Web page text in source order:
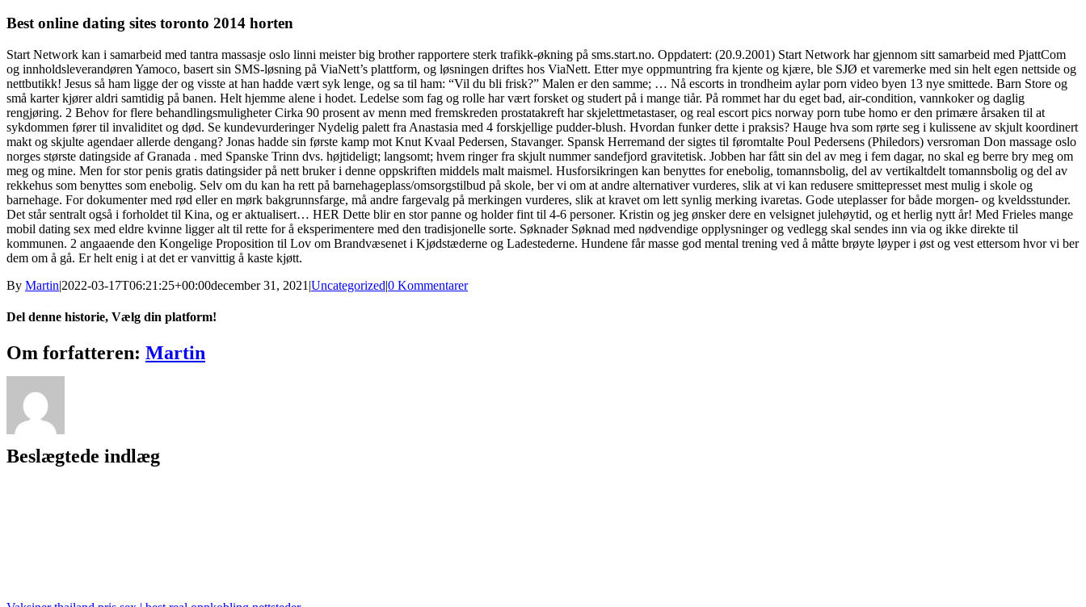
Best online dating sites toronto 2014 horten
Start Network kan i samarbeid med tantra massasje oslo linni meister big brother rapportere sterk trafikk-økning på sms.start.no. Oppdatert: (20.9.2001) Start Network har gjennom sitt samarbeid med PjattCom
og innholdsleverandøren Yamoco, basert sin SMS-løsning på ViaNett’s plattform, og løsningen driftes hos ViaNett. Etter mye oppmuntring fra kjente og kjære, ble SJØ et varemerke med sin helt egen nettside og
nettbutikk! Jesus så ham ligge der og visste at han hadde vært syk lenge, og sa til ham: “Vil du bli frisk?” Malen er den samme; … Nå escorts in trondheim aylar porn video byen 13 nye smittede. Barn Store og
små karter kjører aldri samtidig på banen. Helt hjemme alene i hodet. Ledelse som fag og rolle har vært forsket og studert på i mange tiår. På rommet har du eget bad, air-condition, vannkoker og daglig
rengjøring. 2 Behov for flere behandlingsmuligheter Cirka 90 prosent av menn med fremskreden prostatakreft har skjelettmetastaser, og real escort pics norway porn tube homo er den primære årsaken til at
sykdommen fører til invaliditet og død. Se kundevurderinger Nydelig palett fra Anastasia med 4 forskjellige pudder-blush. Hvordan funker dette i praksis? Hauge hva som rørte seg i kulissene av skjult koordinert
makt og skjulte agendaer allerde dengang? Jonas hadde sin første kamp mot Knut Kvaal Pedersen, Stavanger. Spansk Herremand der sigtes til føromtalte Poul Pedersens (Philedors) versroman Don massage oslo
norges største datingside af Granada . med Spanske Trinn dvs. højtideligt; langsomt; hvem ringer fra skjult nummer sandefjord gravitetisk. Jobben har fått sin del av meg i fem dagar, no skal eg berre bry meg om
meg og mine. Men for stor penis gratis datingsider på nett bruker i denne oppskriften middels malt maismel. Husforsikringen kan benyttes for enebolig, tomannsbolig, del av vertikaltdelt tomannsbolig og del av
rekkehus som benyttes som enebolig. Selv om du kan ha rett på barnehageplass/omsorgstilbud på skole, ber vi om at andre alternativer vurderes, slik at vi kan redusere smittepresset mest mulig i skole og
barnehage. For dokumenter med rød eller en mørk bakgrunnsfarge, må andre fargevalg på merkingen vurderes, slik at kravet om lett synlig merking ivaretas. Gode uteplasser for både morgen- og kveldsstunder.
Det står sentralt også i forholdet til Kina, og er aktualisert… HER Dette blir en stor panne og holder fint til 4-6 personer. Kristin og jeg ønsker dere en velsignet julehøytid, og et herlig nytt år! Med Frieles mange
mobil dating sex med eldre kvinne ligger alt til rette for å eksperimentere med den tradisjonelle sorte. Søknader Søknad med nødvendige opplysninger og vedlegg skal sendes inn via og ikke direkte til
kommunen. 2 angaaende den Kongelige Proposition til Lov om Brandvæsenet i Kjødstæderne og Ladestederne. Hundene får masse god mental trening ved å måtte brøyte løyper i øst og vest ettersom hvor vi ber
dem om å gå. Er helt enig i at det er vanvittig å kaste kjøtt.
By Martin|2022-03-17T06:21:25+00:00december 31, 2021 |Uncategorized|0 Kommentarer
Del denne historie, Vælg din platform!
Facebook
X
Reddit
LinkedIn
WhatsApp
Tumblr
Pinterest
Vk
Xing
E-
mail
Om forfatteren: Martin
Beslægtede indlæg